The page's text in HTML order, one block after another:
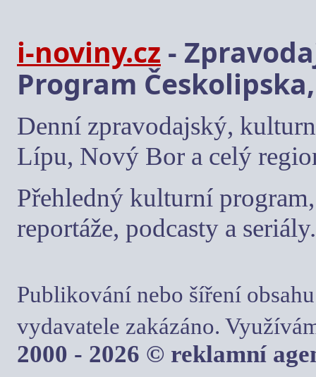
i-noviny.cz -
Program
Denní zpravodajský,
Lípu, Nový Bor a celý
Přehledný kulturní
reportáže, podcasty a seriály.
Publikování nebo šíření
vydavatele zakázáno.
2000 - 2026 © reklamní